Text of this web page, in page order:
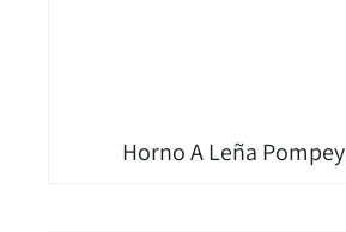
Horno A Leña